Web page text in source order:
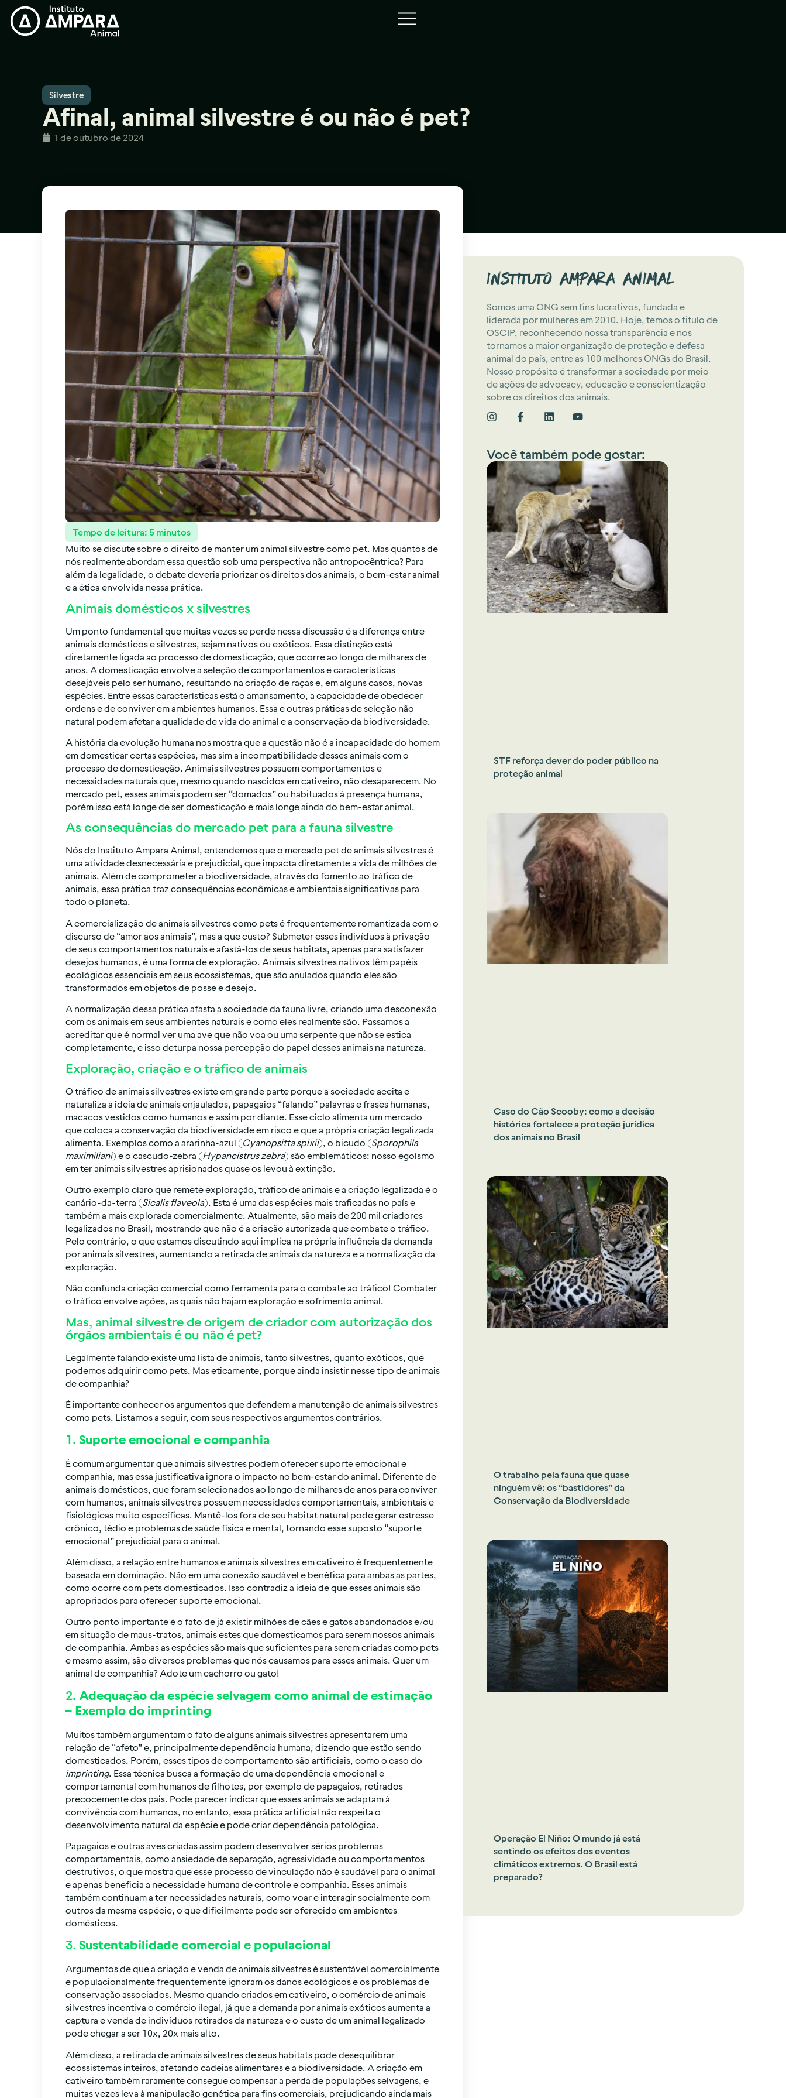
Silvestre
Afinal, animal silvestre é ou não é pet?
1 de outubro de 2024
Tempo de leitura: 5 minutos
Muito se discute sobre o direito de manter um animal silvestre como pet. Mas quantos de
nós realmente abordam essa questão sob uma perspectiva não antropocêntrica? Para
além da legalidade, o debate deveria priorizar os direitos dos animais, o bem-estar animal
e a ética envolvida nessa prática.
Animais domésticos x silvestres
Um ponto fundamental que muitas vezes se perde nessa discussão é a diferença entre
animais domésticos e silvestres, sejam nativos ou exóticos. Essa distinção está
diretamente ligada ao processo de domesticação, que ocorre ao longo de milhares de
anos. A domesticação envolve a seleção de comportamentos e características
desejáveis pelo ser humano, resultando na criação de raças e, em alguns casos, novas
espécies. Entre essas características está o amansamento, a capacidade de obedecer
ordens e de conviver em ambientes humanos. Essa e outras práticas de seleção não
natural podem afetar a qualidade de vida do animal e a conservação da biodiversidade.
A história da evolução humana nos mostra que a questão não é a incapacidade do homem
em domesticar certas espécies, mas sim a incompatibilidade desses animais com o
processo de domesticação. Animais silvestres possuem comportamentos e
necessidades naturais que, mesmo quando nascidos em cativeiro, não desaparecem. No
mercado pet, esses animais podem ser “domados” ou habituados à presença humana,
porém isso está longe de ser domesticação e mais longe ainda do bem-estar animal.
As consequências do mercado pet para a fauna silvestre
Nós do Instituto Ampara Animal, entendemos que o mercado pet de animais silvestres é
uma atividade desnecessária e prejudicial, que impacta diretamente a vida de milhões de
animais. Além de comprometer a biodiversidade, através do fomento ao tráfico de
animais, essa prática traz consequências econômicas e ambientais significativas para
todo o planeta.
A comercialização de animais silvestres como pets é frequentemente romantizada com o
discurso de “amor aos animais”, mas a que custo? Submeter esses indivíduos à privação
de seus comportamentos naturais e afastá-los de seus habitats, apenas para satisfazer
desejos humanos, é uma forma de exploração. Animais silvestres nativos têm papéis
ecológicos essenciais em seus ecossistemas, que são anulados quando eles são
transformados em objetos de posse e desejo.
A normalização dessa prática afasta a sociedade da fauna livre, criando uma desconexão
com os animais em seus ambientes naturais e como eles realmente são. Passamos a
acreditar que é normal ver uma ave que não voa ou uma serpente que não se estica
completamente, e isso deturpa nossa percepção do papel desses animais na natureza.
Exploração, criação e o tráfico de animais
O tráfico de animais silvestres existe em grande parte porque a sociedade aceita e
naturaliza a ideia de animais enjaulados, papagaios “falando” palavras e frases humanas,
macacos vestidos como humanos e assim por diante. Esse ciclo alimenta um mercado
que coloca a conservação da biodiversidade em risco e que a própria criação legalizada
alimenta. Exemplos como a ararinha-azul (Cyanopsitta spixii), o bicudo (Sporophila
maximiliani) e o cascudo-zebra (Hypancistrus zebra) são emblemáticos: nosso egoísmo
em ter animais silvestres aprisionados quase os levou à extinção.
Outro exemplo claro que remete exploração, tráfico de animais e a criação legalizada é o
canário-da-terra (Sicalis flaveola). Esta é uma das espécies mais traficadas no país e
também a mais explorada comercialmente. Atualmente, são mais de 200 mil criadores
legalizados no Brasil, mostrando que não é a criação autorizada que combate o tráfico.
Pelo contrário, o que estamos discutindo aqui implica na própria influência da demanda
por animais silvestres, aumentando a retirada de animais da natureza e a normalização da
exploração.
Não confunda criação comercial como ferramenta para o combate ao tráfico! Combater
o tráfico envolve ações, as quais não hajam exploração e sofrimento animal.
Mas, animal silvestre de origem de criador com autorização dos
órgãos ambientais é ou não é pet?
Legalmente falando existe uma lista de animais, tanto silvestres, quanto exóticos, que
podemos adquirir como pets. Mas eticamente, porque ainda insistir nesse tipo de animais
de companhia?
É importante conhecer os argumentos que defendem a manutenção de animais silvestres
como pets. Listamos a seguir, com seus respectivos argumentos contrários.
1. Suporte emocional e companhia
É comum argumentar que animais silvestres podem oferecer suporte emocional e
companhia, mas essa justificativa ignora o impacto no bem-estar do animal. Diferente de
animais domésticos, que foram selecionados ao longo de milhares de anos para conviver
com humanos, animais silvestres possuem necessidades comportamentais, ambientais e
fisiológicas muito específicas. Mantê-los fora de seu habitat natural pode gerar estresse
crônico, tédio e problemas de saúde física e mental, tornando esse suposto “suporte
emocional” prejudicial para o animal.
Além disso, a relação entre humanos e animais silvestres em cativeiro é frequentemente
baseada em dominação. Não em uma conexão saudável e benéfica para ambas as partes,
como ocorre com pets domesticados. Isso contradiz a ideia de que esses animais são
apropriados para oferecer suporte emocional.
Outro ponto importante é o fato de já existir milhões de cães e gatos abandonados e/ou
em situação de maus-tratos, animais estes que domesticamos para serem nossos animais
de companhia. Ambas as espécies são mais que suficientes para serem criadas como pets
e mesmo assim, são diversos problemas que nós causamos para esses animais. Quer um
animal de companhia? Adote um cachorro ou gato!
2. Adequação da espécie selvagem como animal de estimação
– Exemplo do imprinting
Muitos também argumentam o fato de alguns animais silvestres apresentarem uma
relação de “afeto” e, principalmente dependência humana, dizendo que estão sendo
domesticados. Porém, esses tipos de comportamento são artificiais, como o caso do
imprinting. Essa técnica busca a formação de uma dependência emocional e
comportamental com humanos de filhotes, por exemplo de papagaios, retirados
precocemente dos pais. Pode parecer indicar que esses animais se adaptam à
convivência com humanos, no entanto, essa prática artificial não respeita o
desenvolvimento natural da espécie e pode criar dependência patológica.
Papagaios e outras aves criadas assim podem desenvolver sérios problemas
comportamentais, como ansiedade de separação, agressividade ou comportamentos
destrutivos, o que mostra que esse processo de vinculação não é saudável para o animal
e apenas beneficia a necessidade humana de controle e companhia. Esses animais
também continuam a ter necessidades naturais, como voar e interagir socialmente com
outros da mesma espécie, o que dificilmente pode ser oferecido em ambientes
domésticos.
3. Sustentabilidade comercial e populacional
Argumentos de que a criação e venda de animais silvestres é sustentável comercialmente
e populacionalmente frequentemente ignoram os danos ecológicos e os problemas de
conservação associados. Mesmo quando criados em cativeiro, o comércio de animais
silvestres incentiva o comércio ilegal, já que a demanda por animais exóticos aumenta a
captura e venda de indivíduos retirados da natureza e o custo de um animal legalizado
pode chegar a ser 10x, 20x mais alto.
Além disso, a retirada de animais silvestres de seus habitats pode desequilibrar
ecossistemas inteiros, afetando cadeias alimentares e a biodiversidade. A criação em
cativeiro também raramente consegue compensar a perda de populações selvagens, e
muitas vezes leva à manipulação genética para fins comerciais, prejudicando ainda mais
Instituto Ampara Animal
Somos uma ONG sem fins lucrativos, fundada e
liderada por mulheres em 2010. Hoje, temos o titulo de
OSCIP, reconhecendo nossa transparência e nos
tornamos a maior organização de proteção e defesa
animal do país, entre as 100 melhores ONGs do Brasil.
Nosso propósito é transformar a sociedade por meio
de ações de advocacy, educação e conscientização
sobre os direitos dos animais.
Você também pode gostar:
STF reforça dever do poder público na
proteção animal
Caso do Cão Scooby: como a decisão
histórica fortalece a proteção jurídica
dos animais no Brasil
O trabalho pela fauna que quase
ninguém vê: os “bastidores” da
Conservação da Biodiversidade
Operação El Niño: O mundo já está
sentindo os efeitos dos eventos
climáticos extremos. O Brasil está
preparado?